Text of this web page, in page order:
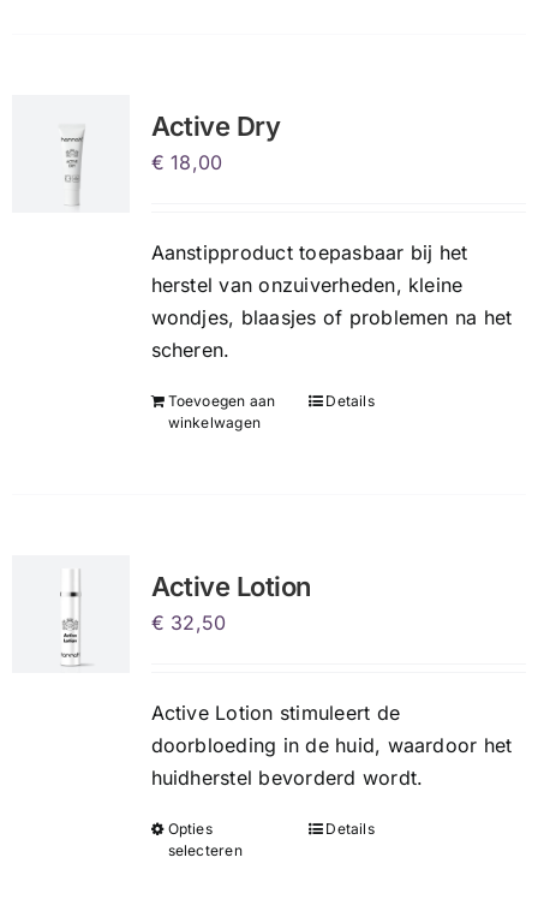
Active Dry
€ 18,00
Aanstipproduct toepasbaar bij het
herstel van onzuiverheden, kleine
wondjes, blaasjes of problemen na het
scheren.
Toevoegen aan
winkelwagen
Details
Active Lotion
€ 32,50
Active Lotion stimuleert de
doorbloeding in de huid, waardoor het
huidherstel bevorderd wordt.
Opties
selecteren
DitDetails